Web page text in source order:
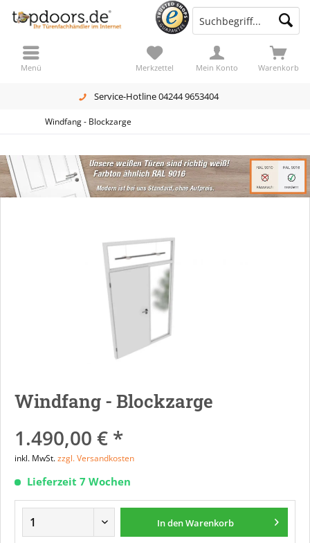
Service-Hotline 04244 9653404
Warenkorb
Merkzettel Mein Konto
Menü
Windfang - Blockzarge
Windfang - Blockzarge
1.490,00 € *
inkl. MwSt.zzgl. Versandkosten
Lieferzeit 7 Wochen
In denWarenkorb